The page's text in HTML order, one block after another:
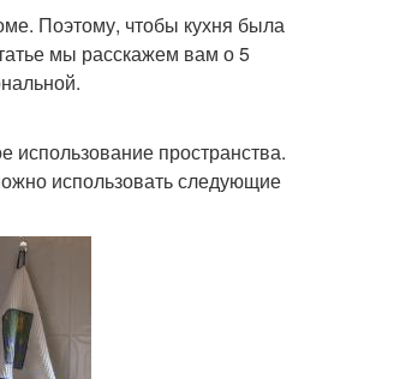
Поэтому, чтобы кухня была
мы расскажем вам о 5
использование пространства.
использовать следующие